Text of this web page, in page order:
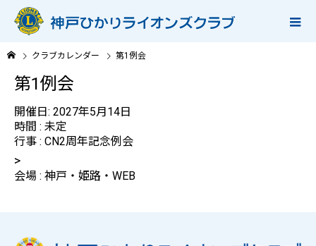
クラブカレンダー 第1例会
第1例会
開催日: 2027年5月14日
時間 : 未定
行事 : CN2周年記念例会
>
会場 : 神戸・姫路・WEB